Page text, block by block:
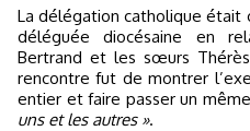
La délégation catholique était
déléguée diocésaine en
Bertrand et les sœurs
rencontre fut de montrer
entier et faire passer un
uns et les autres ».